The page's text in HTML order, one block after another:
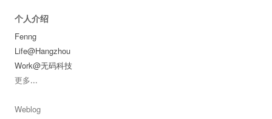
个人介绍
Fenng
Life@Hangzhou
Work@无码科技
更多...
Weblog